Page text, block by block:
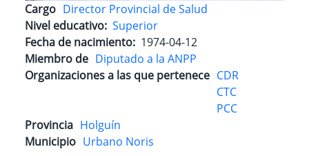
Cargo Director Provincial de Salud
Nivel educativo Superior
Fecha de nacimiento 1974-04-12
Miembro de Diputado a la ANPP
Organizaciones a las que pertenece CDR
CTC
PCC
Provincia Holguín
Municipio Urbano Noris